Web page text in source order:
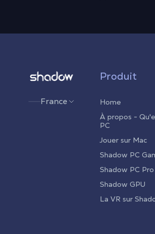
Shadow.tech
France
Produit
Home
À propos -
PC
Jouer sur Mac
Shadow PC
Shadow PC Pro
Shadow GPU
La VR sur